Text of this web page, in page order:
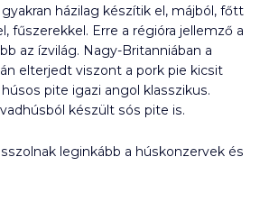
házilag készítik el, májból, főtt
fűszerekkel. Erre a régióra jellemző a
az ízvilág. Nagy-Britanniában a
elterjedt viszont a pork pie kicsit
pite igazi angol klasszikus.
készült sós pite is.
leginkább a húskonzervek és